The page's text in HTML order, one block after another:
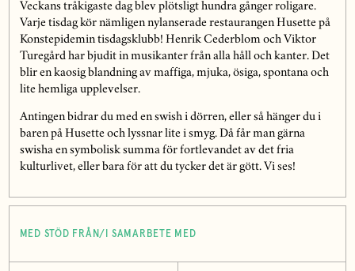
Veckans tråkigaste dag blev plötsligt hundra gånger roligare.
Varje tisdag kör nämligen nylanserade restaurangen Husette på
Konstepidemin tisdagsklubb! Henrik Cederblom och Viktor
Turegård har bjudit in musikanter från alla håll och kanter. Det
blir en kaosig blandning av maffiga, mjuka, ösiga, spontana och
lite hemliga upplevelser.
Antingen bidrar du med en swish i dörren, eller så hänger du i
baren på Husette och lyssnar lite i smyg. Då får man gärna
swisha en symbolisk summa för fortlevandet av det fria
kulturlivet, eller bara för att du tycker det är gött. Vi ses!
MED STÖD FRÅN/I SAMARBETE MED